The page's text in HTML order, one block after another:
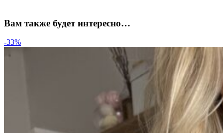
Вам также будет интересно…
-33%